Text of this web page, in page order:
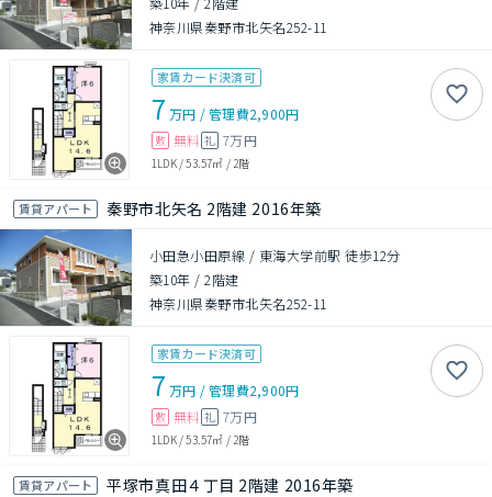
神奈川県秦野市北矢名252-11
家賃カード決済可
7 万円 /管理費2,900円
敷 無料 礼 7万円
1LDK/53.57㎡ /2階
賃貸アパート 秦野市北矢名 2階建 2016年築
小田急小田原線 / 東海大学前駅 徒歩12分
築10年 /2階建
神奈川県秦野市北矢名252-11
家賃カード決済可
7 万円 /管理費2,900円
敷 無料 礼 7万円
1LDK/53.57㎡ /2階
賃貸アパート 平塚市真田４丁目 2階建 2016年築